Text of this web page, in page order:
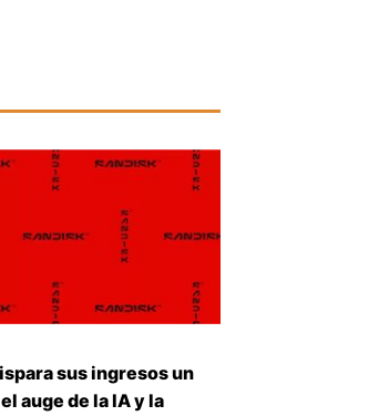
sus ingresos un
auge de la IA y la